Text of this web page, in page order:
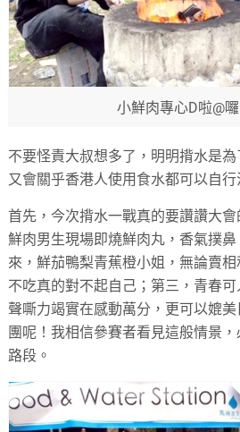
小鮮肉專心D啦@
不要怪責大叔想多了，明明揹水是
又會關乎香港人使用食水都可以自行
首先，今次揹水一戰真的要讚讚大
鮮肉男生現場即燒鮮肉丸，香氣撲
來，鮮茄鴨梨青蕉橙小姐，無論賣相
不吃真的對不起自己；第三，青春
聲嘶力竭實在感動萬分，更可以媲
團呢！我相信參賽者看見這般情景
路段。